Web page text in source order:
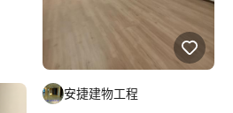
安捷建物工程